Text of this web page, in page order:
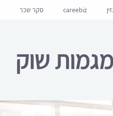
careebiz סקר שכר
שוק